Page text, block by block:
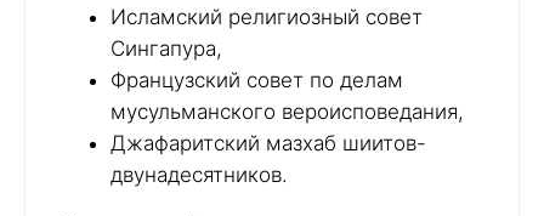
Исламский религиозный совет
Сингапура,
Французский совет по делам
мусульманского вероисповедания,
Джафаритский мазхаб шиитов-
двунадесятников.